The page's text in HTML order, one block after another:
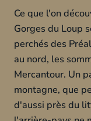
Ce que l'on
Gorges du Loup
perchés des
au nord, les
Mercantour. Un
montagne, que
d'aussi près du